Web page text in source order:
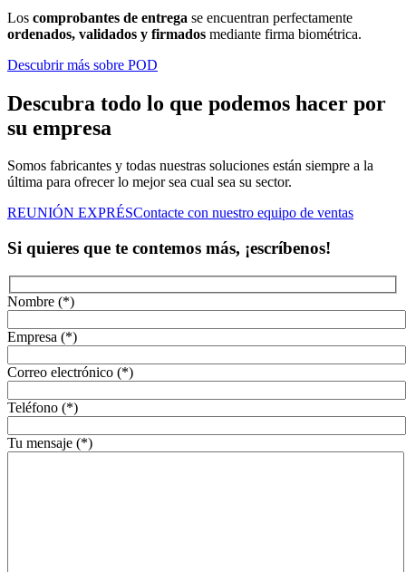
Los comprobantes de entrega se encuentran perfectamente
ordenados, validados y firmados mediante firma biométrica.
Descubrir más sobre POD
Descubra todo lo que podemos hacer por
su empresa
Somos fabricantes y todas nuestras soluciones están siempre a la
última para ofrecer lo mejor sea cual sea su sector.
REUNIÓN EXPRÉSContacte con nuestro equipo de ventas
Si quieres que te contemos más, ¡escríbenos!
Nombre (*)
Empresa (*)
Correo electrónico (*)
Teléfono (*)
Tu mensaje (*)